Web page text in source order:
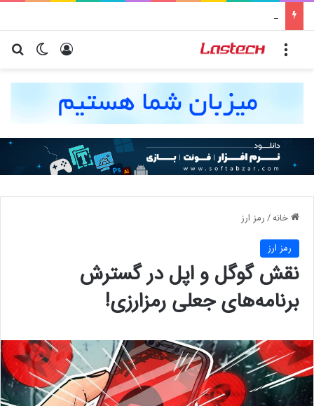
تغییر ورود
خانه/رمز ارز
رمز ارز
نقش گوگل و اپل در گسترش
برنامه‌های جعلی رمزارزی!